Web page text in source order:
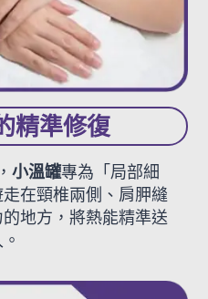
精準修復
小溫罐專為「局部細
在頸椎兩側、肩胛縫
地方，將熱能精準送